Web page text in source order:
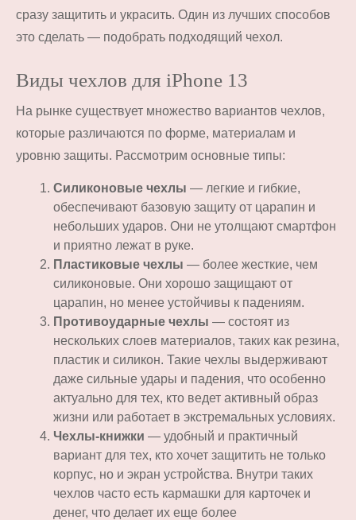
сразу защитить и украсить. Один из лучших способов
это сделать — подобрать подходящий чехол.
Виды чехлов для iPhone 13
На рынке существует множество вариантов чехлов,
которые различаются по форме, материалам и
уровню защиты. Рассмотрим основные типы:
Силиконовые чехлы — легкие и гибкие,
обеспечивают базовую защиту от царапин и
небольших ударов. Они не утолщают смартфон
и приятно лежат в руке.
Пластиковые чехлы — более жесткие, чем
силиконовые. Они хорошо защищают от
царапин, но менее устойчивы к падениям.
Противоударные чехлы — состоят из
нескольких слоев материалов, таких как резина,
пластик и силикон. Такие чехлы выдерживают
даже сильные удары и падения, что особенно
актуально для тех, кто ведет активный образ
жизни или работает в экстремальных условиях.
Чехлы-книжки — удобный и практичный
вариант для тех, кто хочет защитить не только
корпус, но и экран устройства. Внутри таких
чехлов часто есть кармашки для карточек и
денег, что делает их еще более